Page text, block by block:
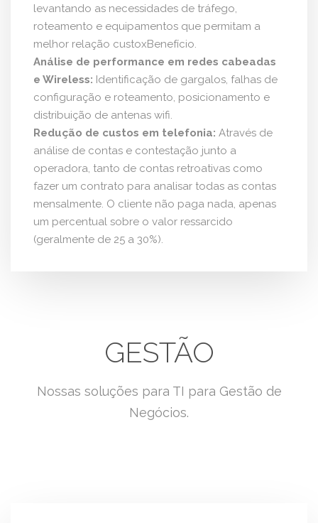
levantando as necessidades de tráfego,
roteamento e equipamentos que permitam a
melhor relação custoxBenefício.
Análise de performance em redes cabeadas
e Wireless: Identificação de gargalos, falhas de
configuração e roteamento, posicionamento e
distribuição de antenas wifi.
Redução de custos em telefonia: Através de
análise de contas e contestação junto a
operadora, tanto de contas retroativas como
fazer um contrato para analisar todas as contas
mensalmente. O cliente não paga nada, apenas
um percentual sobre o valor ressarcido
(geralmente de 25 a 30%).
GESTÃO
Nossas soluções para TI para Gestão de
Negócios.